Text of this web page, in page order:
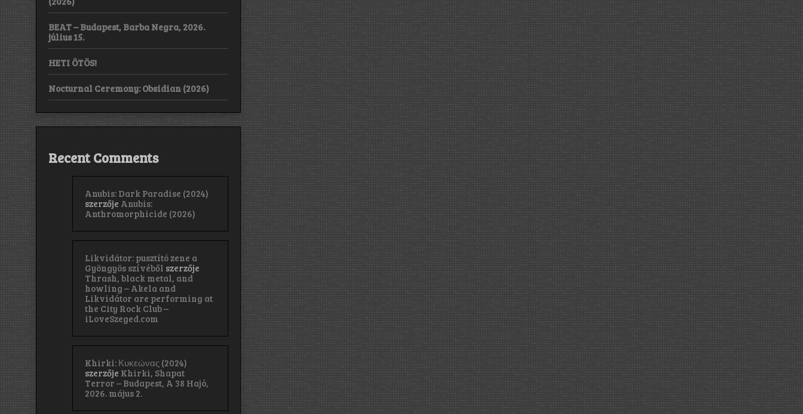
BEAT – Budapest, Barba Negra, 2026.
július 15.
HETI ÖTÖS!
Nocturnal Ceremony: Obsidian (2026)
Recent Comments
Anubis: Dark Paradise (2024)
szerzője Anubis:
Anthromorphicide (2026)
Likvidátor: pusztító zene a
Gyöngyös szívéből szerzője
Thrash, black metal, and
howling – Akela and
Likvidátor are performing at
the City Rock Club –
iLoveSzeged.com
Khirki: Κ​υ​κ​ε​ώ​ν​α​ς (2024)
szerzője Khirki, Shapat
Terror – Budapest, A 38 Hajó,
2026. május 2.